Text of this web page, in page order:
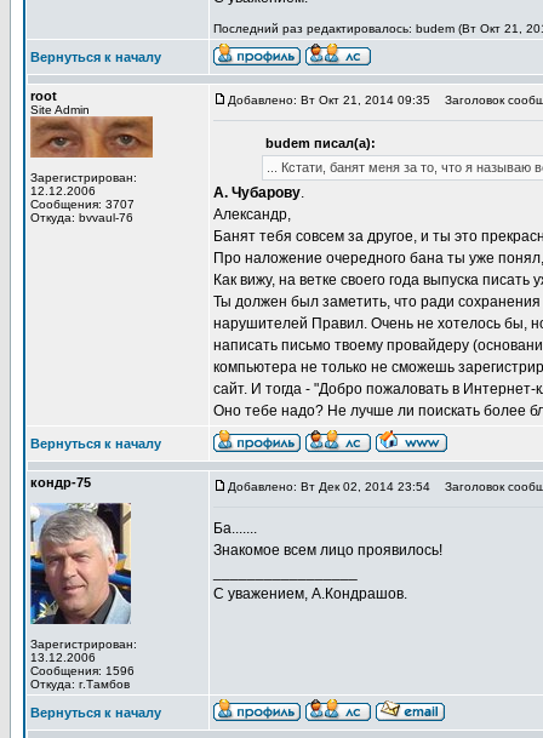
Последний раз редактировалось: budem (Вт Окт 21,
Вернуться к началу
root
Site Admin
Зарегистрирован:
12.12.2006
Сообщения: 3707
Откуда: bvvaul-76
Добавлено: Вт Окт 21, 2014 09:35 Заголовок
budem писал(а):
... Кстати, банят меня за то, что я
А. Чубарову.
Александр,
Банят тебя совсем за другое, и ты это
Про наложение очередного бана ты уже
Как вижу, на ветке своего года выпуска
Ты должен был заметить, что ради
нарушителей Правил. Очень не хотелось бы,
написать письмо твоему провайдеру
компьютера не только не сможешь
сайт. И тогда - "Добро пожаловать в Интернет-
Оно тебе надо? Не лучше ли поискать более
Вернуться к началу
кондр-75
Зарегистрирован:
13.12.2006
Сообщения: 1596
Откуда: г.Тамбов
Добавлено: Вт Дек 02, 2014 23:54 Заголовок
Ба.......
Знакомое всем лицо проявилось!
С уважением, А.Кондрашов.
Вернуться к началу